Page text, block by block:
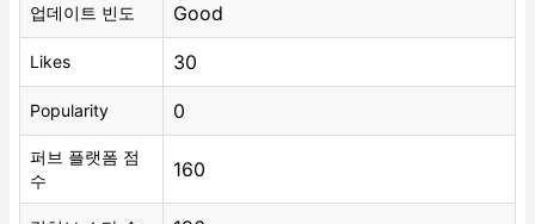
업데이트 빈도 Good
Likes 30
Popularity 0
퍼브 플랫폼 점
수
160